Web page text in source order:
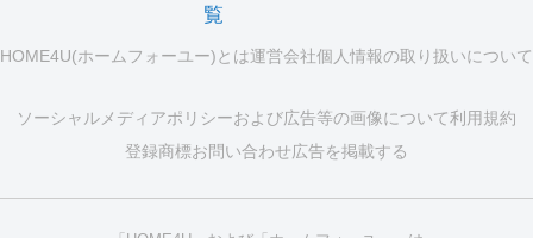
覧
HOME4U(ホームフォーユー)とは運営会社個人情報の取り扱いについて
ソーシャルメディアポリシーおよび広告等の画像について利用規約
登録商標お問い合わせ広告を掲載する